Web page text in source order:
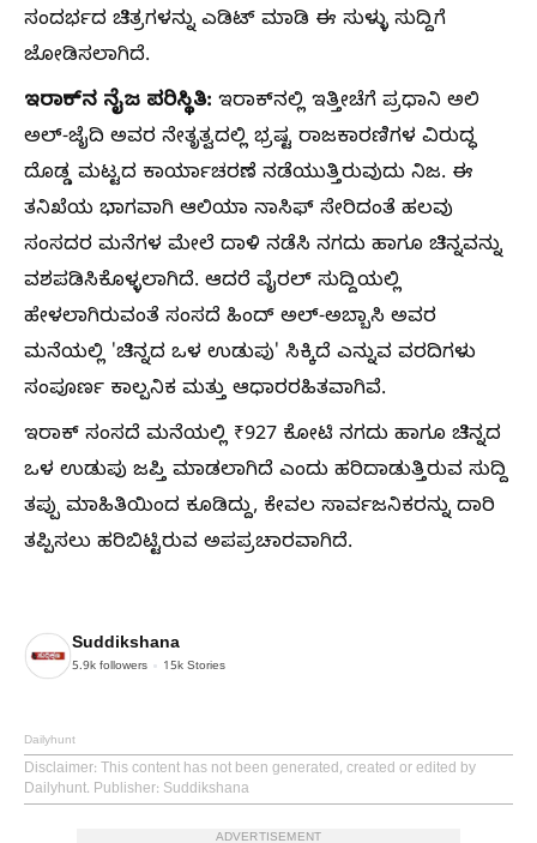
ಸಂದರ್ಭದ ಚಿತ್ರಗಳನ್ನು ಎಡಿಟ್ ಮಾಡಿ ಈ ಸುಳ್ಳು ಸುದ್ದಿಗೆ
ಜೋಡಿಸಲಾಗಿದೆ.
ಇರಾಕ್‌ನ ನೈಜ ಪರಿಸ್ಥಿತಿ: ಇರಾಕ್‌ನಲ್ಲಿ ಇತ್ತೀಚೆಗೆ ಪ್ರಧಾನಿ ಅಲಿ
ಅಲ್-ಜೈದಿ ಅವರ ನೇತೃತ್ವದಲ್ಲಿ ಭ್ರಷ್ಟ ರಾಜಕಾರಣಿಗಳ ವಿರುದ್ಧ
ದೊಡ್ಡ ಮಟ್ಟದ ಕಾರ್ಯಾಚರಣೆ ನಡೆಯುತ್ತಿರುವುದು ನಿಜ. ಈ
ತನಿಖೆಯ ಭಾಗವಾಗಿ ಆಲಿಯಾ ನಾಸಿಫ್ ಸೇರಿದಂತೆ ಹಲವು
ಸಂಸದರ ಮನೆಗಳ ಮೇಲೆ ದಾಳಿ ನಡೆಸಿ ನಗದು ಹಾಗೂ ಚಿನ್ನವನ್ನು
ವಶಪಡಿಸಿಕೊಳ್ಳಲಾಗಿದೆ. ಆದರೆ ವೈರಲ್ ಸುದ್ದಿಯಲ್ಲಿ
ಹೇಳಲಾಗಿರುವಂತೆ ಸಂಸದೆ ಹಿಂದ್ ಅಲ್-ಅಬ್ಬಾಸಿ ಅವರ
ಮನೆಯಲ್ಲಿ 'ಚಿನ್ನದ ಒಳ ಉಡುಪು' ಸಿಕ್ಕಿದೆ ಎನ್ನುವ ವರದಿಗಳು
ಸಂಪೂರ್ಣ ಕಾಲ್ಪನಿಕ ಮತ್ತು ಆಧಾರರಹಿತವಾಗಿವೆ.
ಇರಾಕ್ ಸಂಸದೆ ಮನೆಯಲ್ಲಿ ₹927 ಕೋಟಿ ನಗದು ಹಾಗೂ ಚಿನ್ನದ
ಒಳ ಉಡುಪು ಜಪ್ತಿ ಮಾಡಲಾಗಿದೆ ಎಂದು ಹರಿದಾಡುತ್ತಿರುವ ಸುದ್ದಿ
ತಪ್ಪು ಮಾಹಿತಿಯಿಂದ ಕೂಡಿದ್ದು, ಕೇವಲ ಸಾರ್ವಜನಿಕರನ್ನು ದಾರಿ
ತಪ್ಪಿಸಲು ಹರಿಬಿಟ್ಟಿರುವ ಅಪಪ್ರಚಾರವಾಗಿದೆ.
Suddikshana
5.9k followers 15k Stories
Dailyhunt
Disclaimer: This content has not been generated, created or edited by
Dailyhunt. Publisher: Suddikshana
ADVERTISEMENT